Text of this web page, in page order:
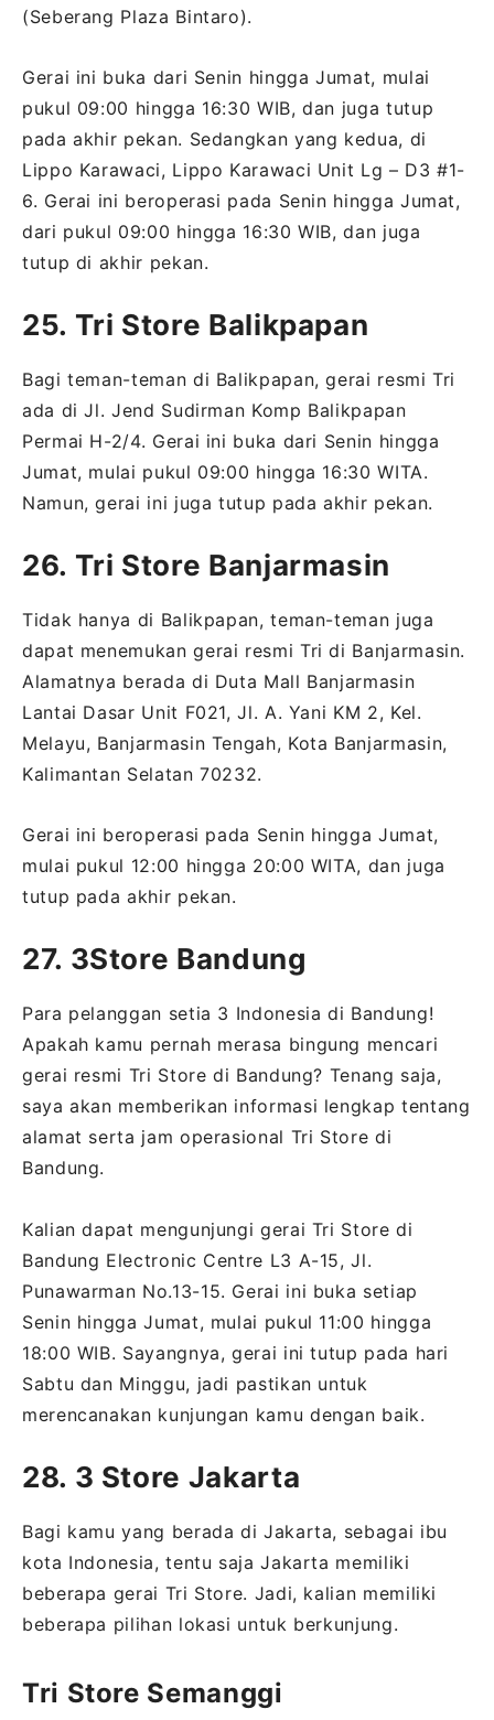
(Seberang Plaza Bintaro).
Gerai ini buka dari Senin hingga Jumat, mulai
pukul 09:00 hingga 16:30 WIB, dan juga tutup
pada akhir pekan. Sedangkan yang kedua, di
Lippo Karawaci, Lippo Karawaci Unit Lg – D3 #1-
6. Gerai ini beroperasi pada Senin hingga Jumat,
dari pukul 09:00 hingga 16:30 WIB, dan juga
tutup di akhir pekan.
25. Tri Store Balikpapan
Bagi teman-teman di Balikpapan, gerai resmi Tri
ada di Jl. Jend Sudirman Komp Balikpapan
Permai H-2/4. Gerai ini buka dari Senin hingga
Jumat, mulai pukul 09:00 hingga 16:30 WITA.
Namun, gerai ini juga tutup pada akhir pekan.
26. Tri Store Banjarmasin
Tidak hanya di Balikpapan, teman-teman juga
dapat menemukan gerai resmi Tri di Banjarmasin.
Alamatnya berada di Duta Mall Banjarmasin
Lantai Dasar Unit F021, Jl. A. Yani KM 2, Kel.
Melayu, Banjarmasin Tengah, Kota Banjarmasin,
Kalimantan Selatan 70232.
Gerai ini beroperasi pada Senin hingga Jumat,
mulai pukul 12:00 hingga 20:00 WITA, dan juga
tutup pada akhir pekan.
27. 3Store Bandung
Para pelanggan setia 3 Indonesia di Bandung!
Apakah kamu pernah merasa bingung mencari
gerai resmi Tri Store di Bandung? Tenang saja,
saya akan memberikan informasi lengkap tentang
alamat serta jam operasional Tri Store di
Bandung.
Kalian dapat mengunjungi gerai Tri Store di
Bandung Electronic Centre L3 A-15, Jl.
Punawarman No.13-15. Gerai ini buka setiap
Senin hingga Jumat, mulai pukul 11:00 hingga
18:00 WIB. Sayangnya, gerai ini tutup pada hari
Sabtu dan Minggu, jadi pastikan untuk
merencanakan kunjungan kamu dengan baik.
28. 3 Store Jakarta
Bagi kamu yang berada di Jakarta, sebagai ibu
kota Indonesia, tentu saja Jakarta memiliki
beberapa gerai Tri Store. Jadi, kalian memiliki
beberapa pilihan lokasi untuk berkunjung.
Tri Store Semanggi